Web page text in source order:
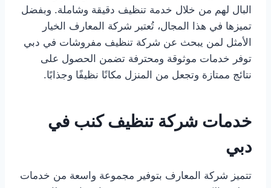
البال لهم من خلال خدمة تنظيف دقيقة وشاملة. وبفضل
تميزها في هذا المجال، تُعتبر شركة المعارف الخيار
الأمثل لمن يبحث عن شركة تنظيف مفروشات في دبي
توفر خدمات موثوقة ومحترفة تضمن الحصول على
نتائج ممتازة وتجعل من المنزل مكانًا نظيفًا وجذابًا.
خدمات شركة تنظيف كنب في
دبي
تتميز شركة المعارف بتوفير مجموعة واسعة من خدمات